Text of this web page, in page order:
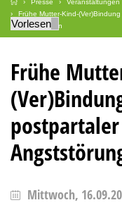
Presse
Veranstaltungen
Frühe Mutter-Kind-
Angststörungen
Vorlesen
Frühe
Mittwoch,